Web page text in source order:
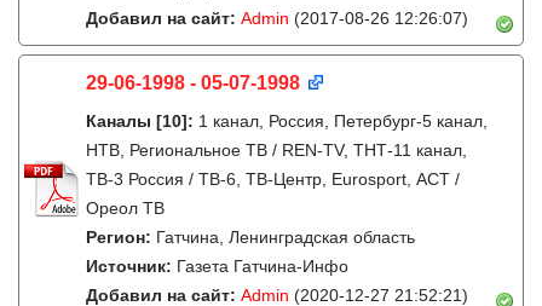
Добавил на сайт: Admin (2017-08-26 12:26:07)
29-06-1998 - 05-07-1998
Каналы [10]: 1 канал, Россия, Петербург-5 канал,
НТВ, Региональное ТВ / REN-TV, ТНТ-11 канал,
ТВ-3 Россия / ТВ-6, ТВ-Центр, Eurosport, АСТ /
Ореол ТВ
Регион: Гатчина, Ленинградская область
Источник: Газета Гатчина-Инфо
Добавил на сайт: Admin (2020-12-27 21:52:21)